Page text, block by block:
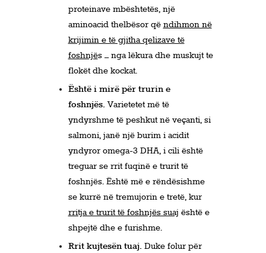
proteinave mbështetës, një
aminoacid thelbësor që ndihmon në
krijimin e të gjitha qelizave të
foshnjës – nga lëkura dhe muskujt te
flokët dhe kockat.
Është i mirë për trurin e
foshnjës.Varietetet më të
yndyrshme të peshkut në veçanti, si
salmoni, janë një burim i acidit
yndyror omega-3 DHA, i cili është
treguar se rrit fuqinë e trurit të
foshnjës. Është më e rëndësishme
se kurrë në tremujorin e tretë, kur
rritja e trurit të foshnjës suaj është e
shpejtë dhe e furishme.
Rrit kujtesën tuaj. Duke folur për